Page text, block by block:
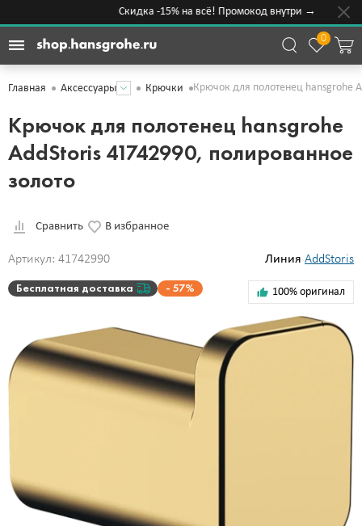
Скидка -15% на всё! Промокод внутри →
0
Главная Аксессуары Крючки Крючок для полотенец hansgrohe
Крючок для полотенец hansgrohe
AddStoris 41742990, полированное
золото
Сравнить В избранное
Артикул: 41742990 Линия AddStoris
Бесплатная доставка 57% 100% оригинал